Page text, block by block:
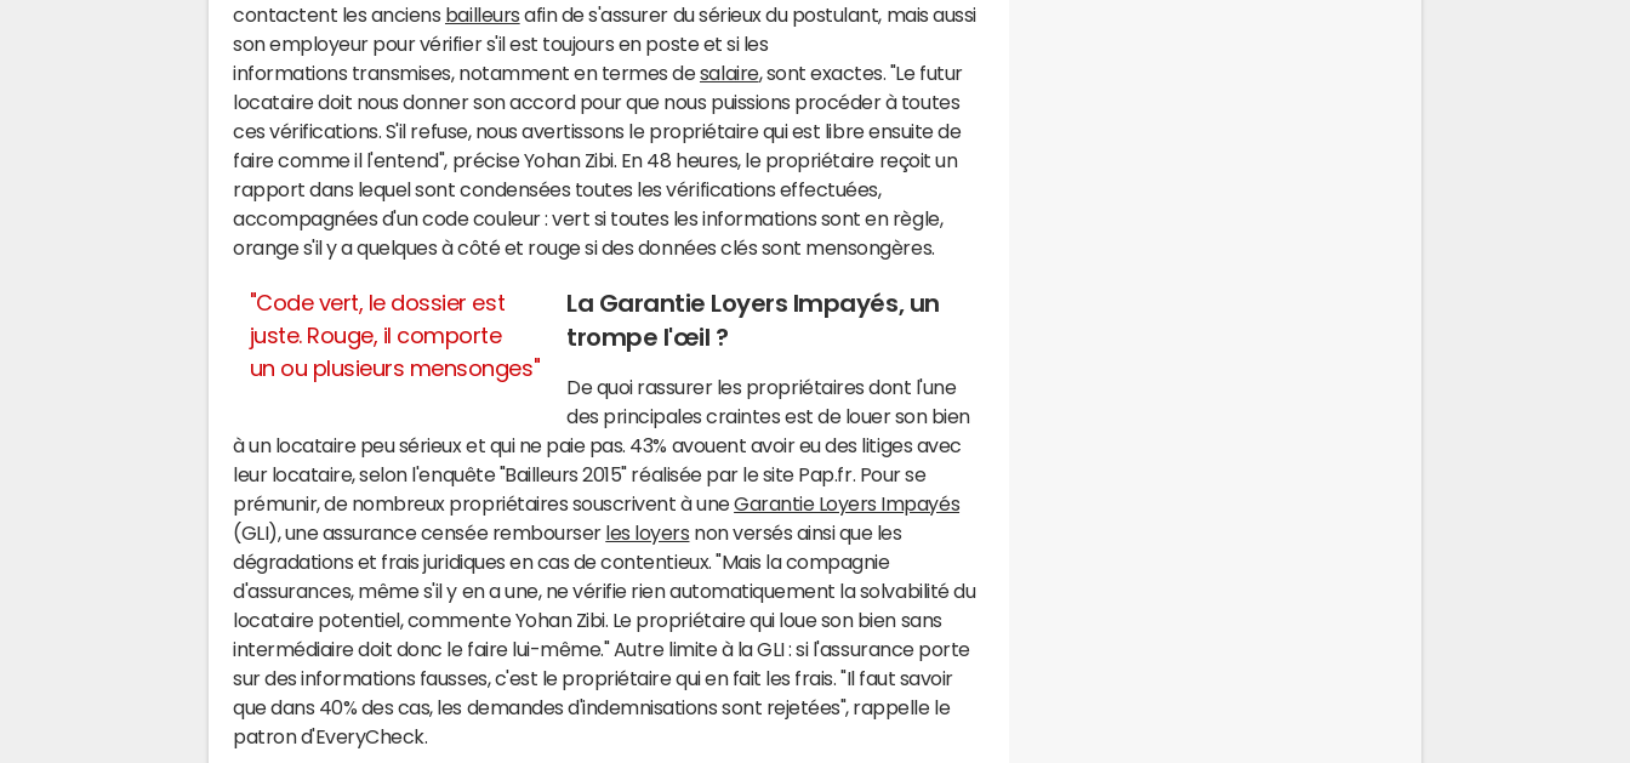
contactent les anciens bailleurs afin de s'assurer du sérieux du postulant, mais aussi
son employeur pour vérifier s'il est toujours en poste et si les
informations transmises, notamment en termes desalaire, sont exactes. "Le futur
locataire doit nous donner son accord pour que nous puissions procéder à toutes
ces vérifications. S'il refuse, nous avertissons le propriétaire qui est libre ensuite de
faire comme il l'entend", précise Yohan Zibi. En 48 heures, le propriétaire reçoit un
rapport dans lequel sont condensées toutes les vérifications effectuées,
accompagnées d'un code couleur : vert si toutes les informations sont en règle,
orange s'il y a quelques à côté et rouge si des données clés sont mensongères.
"Code vert, le dossier est
juste. Rouge, il comporte
un ou plusieurs mensonges"
La Garantie Loyers Impayés, un
trompe l'œil ?
De quoi rassurer les propriétaires dont l'une
des principales craintes est de louer son bien
à un locataire peu sérieux et qui ne paie pas. 43% avouent avoir eu des litiges avec
leur locataire, selon l'enquête "Bailleurs 2015" réalisée par le site Pap.fr. Pour se
prémunir, de nombreux propriétaires souscrivent à uneGarantie Loyers Impayés
(GLI), une assurance censée rembourser les loyers non versés ainsi que les
dégradations et frais juridiques en cas de contentieux. "Mais la compagnie
d'assurances, même s'il y en a une, ne vérifie rien automatiquement la solvabilité du
locataire potentiel, commente Yohan Zibi. Le propriétaire qui loue son bien sans
intermédiaire doit donc le faire lui-même." Autre limite à la GLI : si l'assurance porte
sur des informations fausses, c'est le propriétaire qui en fait les frais. "Il faut savoir
que dans 40% des cas, les demandes d'indemnisations sont rejetées", rappelle le
patron d'EveryCheck.